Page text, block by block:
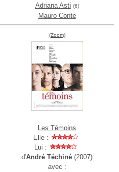
Adriana Asti (6)
Mauro Conte
(Zoom)
Les Témoins
Elle :
Lui :
d'André Téchiné (2007)
avec :